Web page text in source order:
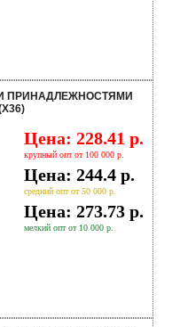
ПРИНАДЛЕЖНОСТЯМИ
Цена: 228.41 р.
крупный опт от 100 000 р.
Цена: 244.4 р.
средний опт от 50 000 р.
Цена: 273.73 р.
мелкий опт от 10 000 р.